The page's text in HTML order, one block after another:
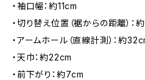
・袖口幅：約11cm
・切り替え位置（裾からの距離）：
・アームホール（直線計測）：約
・天巾：約22cm
・前下がり：約7cm